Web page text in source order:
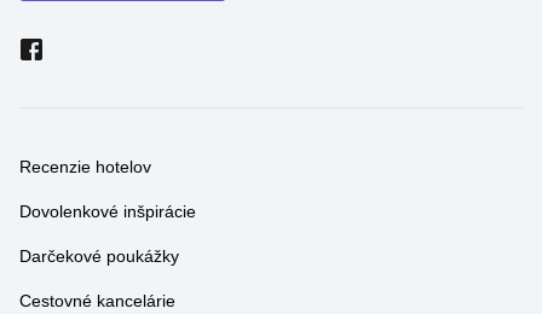
Recenzie hotelov
Dovolenkové inšpirácie
Darčekové poukážky
Cestovné kancelárie